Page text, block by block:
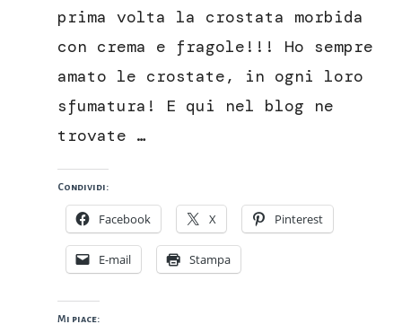
fragole
prima volta la crostata morbida
con crema e fragole!!! Ho sempre
amato le crostate, in ogni loro
sfumatura! E qui nel blog ne
trovate …
Condividi:
Facebook X Pinterest
E-mail Stampa
Mi piace: